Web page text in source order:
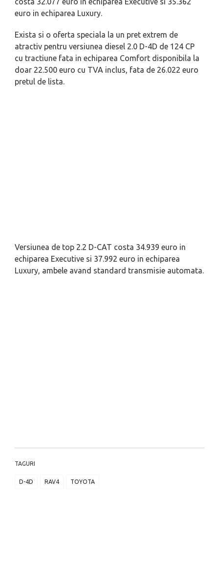
euro in echiparea Luxury.
Exista si o oferta speciala la un pret extrem de
atractiv pentru versiunea diesel 2.0 D-4D de 124 CP
cu tractiune fata in echiparea Comfort disponibila la
doar 22.500 euro cu TVA inclus, fata de 26.022 euro
pretul de lista.
Versiunea de top 2.2 D-CAT costa 34.939 euro in
echiparea Executive si 37.992 euro in echiparea
Luxury, ambele avand standard transmisie automata.
TAGURI
D-4D RAV4 TOYOTA